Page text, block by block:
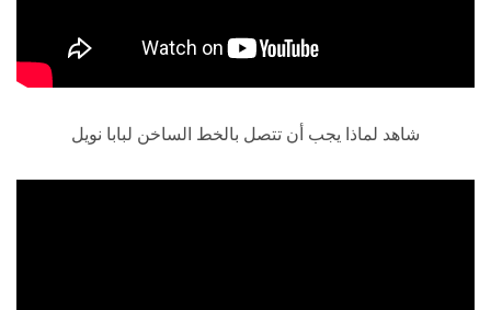
شاهد لماذا يجب أن تتصل بالخط الساخن لبابا نويل